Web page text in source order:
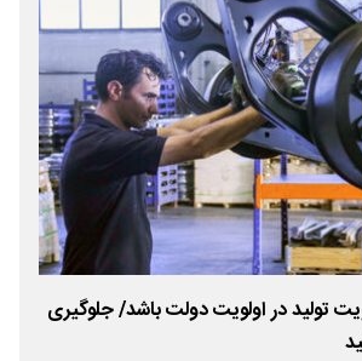
تولید در اولویت دولت باشد/ جلوگیری